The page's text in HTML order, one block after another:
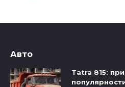
Авто
Tatra 815: